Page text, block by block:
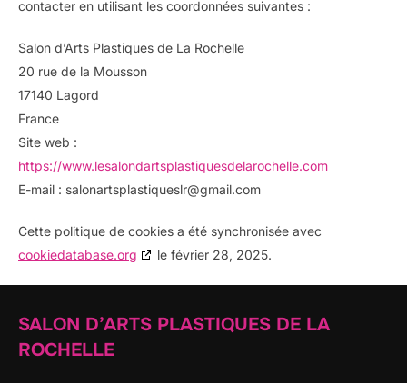
contacter en utilisant les coordonnées suivantes :
Salon d’Arts Plastiques de La Rochelle
20 rue de la Mousson
17140 Lagord
France
Site web :
https://www.lesalondartsplastiquesdelarochelle.com
E-mail : salonartsplastiqueslr@gmail.com
Cette politique de cookies a été synchronisée avec
cookiedatabase.org
le février 28, 2025.
SALON D’ARTS PLASTIQUES DE LA
ROCHELLE